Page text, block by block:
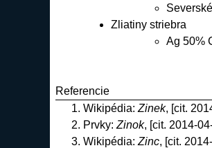
Zliatiny striebra
Ag 50%
Referencie
Wikipédia: Zinek, [cit.
Prvky: Zinok, [cit. 2014-
Wikipédia: Zinc, [cit.